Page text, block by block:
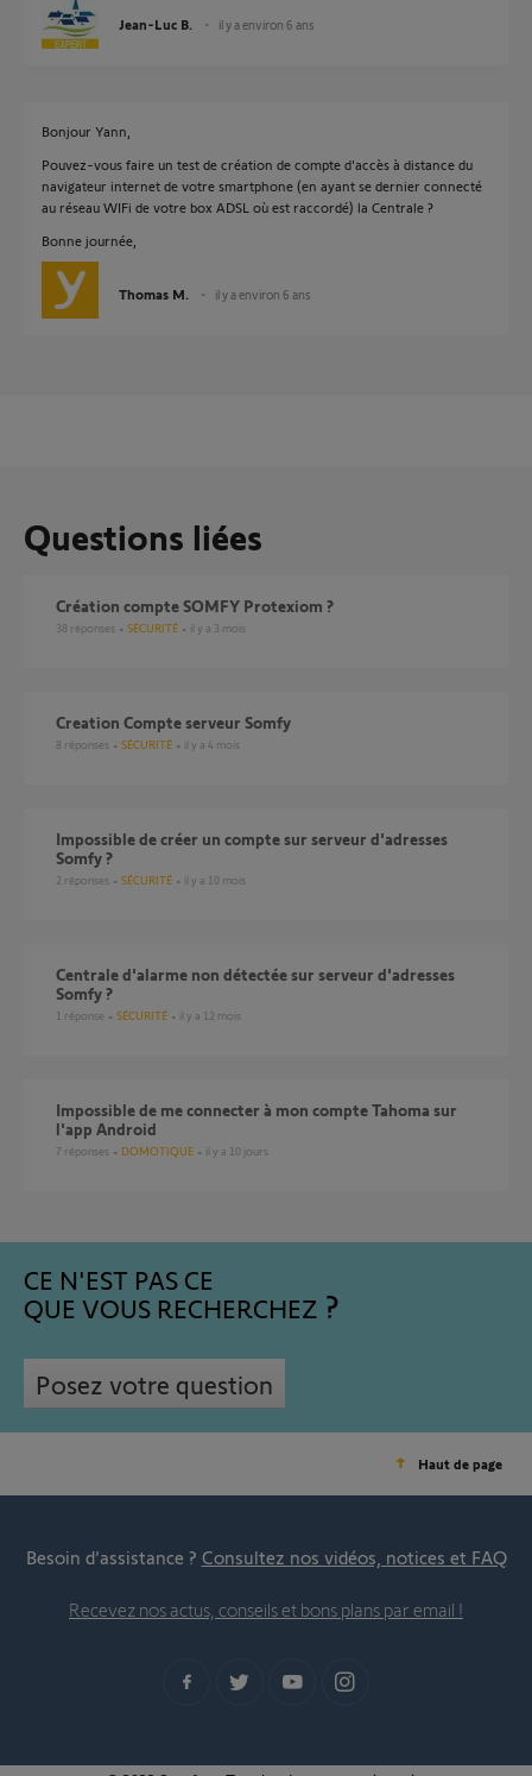
Jean-Luc B. il y a environ 6 ans
Bonjour Yann,
Pouvez-vous faire un test de création de compte d'accès à distance du
navigateur internet de votre smartphone (en ayant se dernier connecté
au réseau WIFi de votre box ADSL où est raccordé) la Centrale ?
Bonne journée,
Thomas M. il y a environ 6 ans
Questions liées
création compte SOMFY Protexiom ?
38 réponses SÉCURITÉ il y a 3 mois
creation Compte serveur Somfy
8 réponses SÉCURITÉ il y a 4 mois
Impossible de créer un compte sur serveur d'adresses
Somfy ?
2 réponses SÉCURITÉ il y a 10 mois
Centrale d'alarme non détectée sur serveur d'adresses
Somfy ?
1 réponse SÉCURITÉ il y a 12 mois
Impossible de me connecter à mon compte Tahoma sur
l'app Android
7 réponses DOMOTIQUE il y a 10 jours
CE N'EST PAS CE
QUE VOUS RECHERCHEZ
Posez votre question
Haut de page
Besoin d’assistance ? Consultez nos vidéos, notices et FAQ
Recevez nos actus, conseils et bons plans par email !